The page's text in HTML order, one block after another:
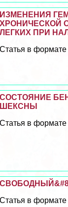
ИЗМЕНЕНИЯ
ХРОНИЧЕСКОЙ
ЛЕГКИХ ПРИ
Статья в формате
СОСТОЯНИЕ
ШЕКСНЫ
Статья в формате
Статья в формате